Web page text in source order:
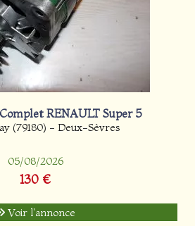
RENAULT Super 5
(79180) - Deux-Sèvres
05/08/2026
130 €
Voir l'annonce